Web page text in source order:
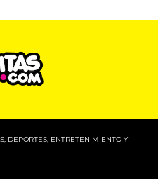
DEPORTES, ENTRETENIMIENTO Y